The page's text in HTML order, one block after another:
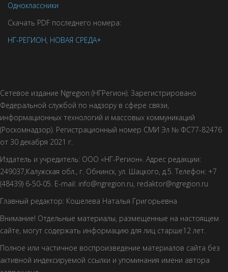
Одноклассники
Скачать PDF последнего номера:
НГ-РЕГИОН, НОВАЯ СРЕДА+
Сетевое издание Ngregion (НГРегион). Зарегистрировано
Федеральной службой по надзору в сфере связи,
информационных технологий и массовых коммуникаций
(Роскомнадзор). Регистрационный номер СМИ Эл № ФС77-82476
от 30 декабря 2021 г.
Издатель и учредитель: ООО «НГ-Регион». Адрес редакции:
249037,Калужская обл., г. Обнинск, ул. Шацкого, д.5. Телефон: +7
(48439) 6-50-05. E-mail: info@ngregion.ru, redaktor@ngregion.ru
Главный редактор: Кошелева Наталья Григорьевна
Внимание! Отдельные материалы, размещенные на настоящем
сайте, могут содержать информацию для лиц старше12 лет.
Полное или частичное воспроизведение материалов сайта без
активной индексируемой ссылки и упоминания имени автора